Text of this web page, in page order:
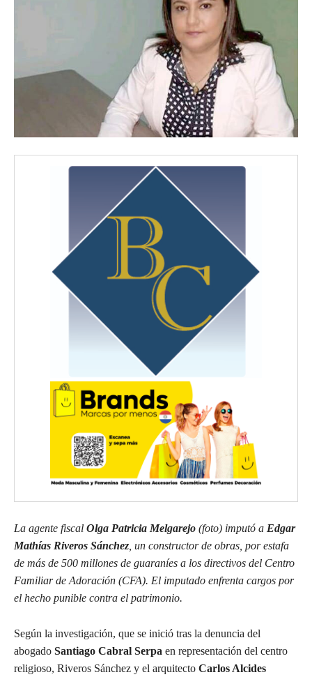
La agente fiscal Olga Patricia Melgarejo (foto) imputó a Edgar
Mathías Riveros Sánchez , un constructor de obras, por estafa
de más de 500 millones de guaraníes a los directivos del Centro
Familiar de Adoración (CFA). El imputado enfrenta cargos por
el hecho punible contra el patrimonio.
Según la investigación, que se inició tras la denuncia del
abogado Santiago Cabral Serpa en representación del centro
religioso, Riveros Sánchez y el arquitecto Carlos Alcides